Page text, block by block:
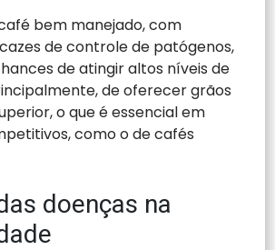
bem manejado, com
de controle de patógenos,
de atingir altos níveis de
de oferecer grãos
o que é essencial em
como o de cafés
doenças na